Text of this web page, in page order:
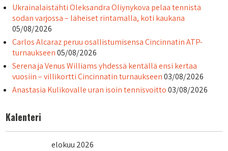
Ukrainalaistähti Oleksandra Oliynykova pelaa tennistä
sodan varjossa – läheiset rintamalla, koti kaukana
05/08/2026
Carlos Alcaraz peruu osallistumisensa Cincinnatin ATP-
turnaukseen 05/08/2026
Serena ja Venus Williams yhdessä kentällä ensi kertaa
vuosiin – villikortti Cincinnatin turnaukseen 03/08/2026
Anastasia Kulikovalle uran isoin tennisvoitto 03/08/2026
Kalenteri
elokuu 2026